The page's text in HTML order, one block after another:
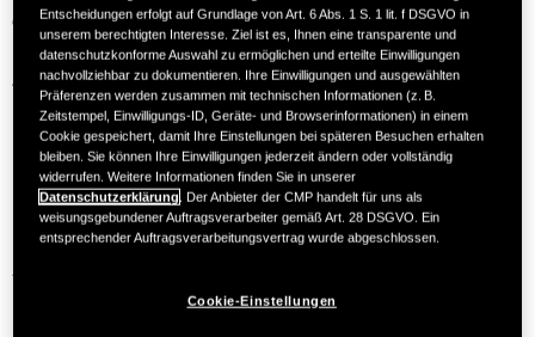
geschützt ist.
Auf den nächsten Seiten finden Sie wichtige
Informationen rund um das Thema Operation bei einer
Nieren­transplantation sowie zum Immun­system und zur
immun­suppressiven Therapie.
Direkt zu den Themen
Entscheidungen erfolgt auf Grundlage von Art. 6 Abs. 1 S. 1 lit. f DSGVO in
unserem berechtigten Interesse. Ziel ist es, Ihnen eine transparente und
datenschutzkonforme Auswahl zu ermöglichen und erteilte Einwilligungen
nachvollziehbar zu dokumentieren. Ihre Einwilligungen und ausgewählten
Präferenzen werden zusammen mit technischen Informationen (z. B.
Zeitstempel, Einwilligungs-ID, Geräte- und Browserinformationen) in einem
Cookie gespeichert, damit Ihre Einstellungen bei späteren Besuchen erhalten
bleiben. Sie können Ihre Einwilligungen jederzeit ändern oder vollständig
widerrufen. Weitere Informationen finden Sie in unserer
Datenschutzerklärung. Der Anbieter der CMP handelt für uns als
weisungsgebundener Auftragsverarbeiter gemäß Art. 28 DSGVO. Ein
entsprechender Auftragsverarbeitungsvertrag wurde abgeschlossen.
Cookie-Einstellungen